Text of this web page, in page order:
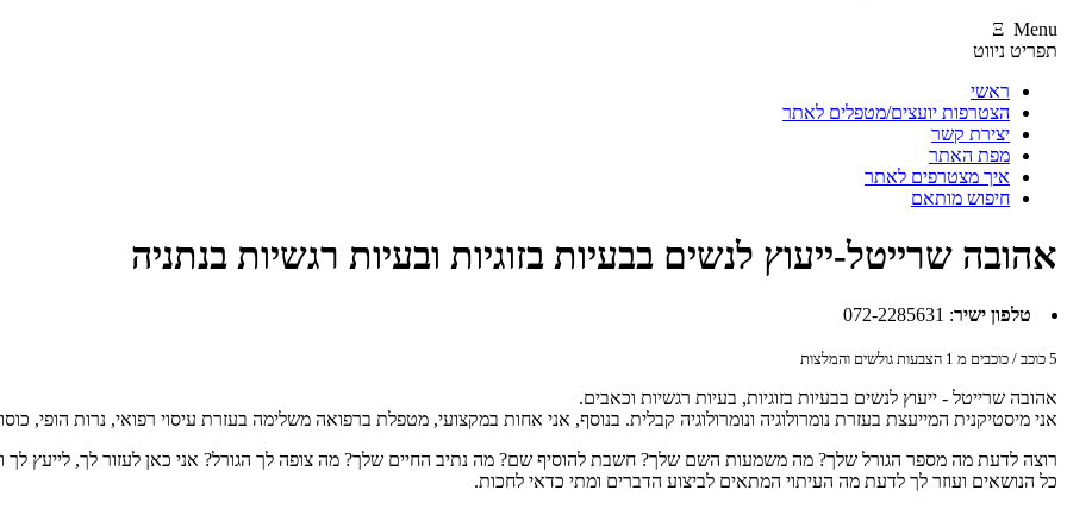
Ξ Menu
תפריט ניווט
ראשי
הצטרפות יועצים/מטפלים לאתר
יצירת קשר
מפת האתר
איך מצטרפים לאתר
חיפוש מותאם
אהובה שרייטל-ייעוץ לנשים בבעיות בזוגיות ובעיות רגשיות בנתניה
טלפון ישיר:
072-2285631
5 כוכב / כוכבים מ 1 הצבעות גולשים והמלצות
אהובה שרייטל - ייעוץ לנשים בבעיות בזוגיות, בעיות רגשיות וכאבים.
אני מיסטיקנית המייעצת בעזרת נומרולוגיה ונומרולוגיה קבלית. בנוסף, אני אחות במקצועי, מטפלת ברפואה משלימה בעזרת עיסוי רפואי, נרות הופי,
רוצה לדעת מה מספר הגורל שלך? מה משמעות השם שלך? חשבת להוסיף שם? מה נתיב החיים שלך? מה צופה לך הגורל? אני כאן לעזור לך, לייעץ לך
כל הנושאים ועוזר לך לדעת מה העיתוי המתאים לביצוע הדברים ומתי כדאי לחכות.